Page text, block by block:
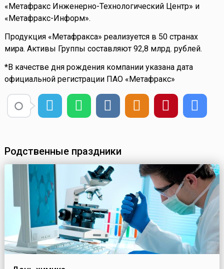
«Метафракс Инженерно-Технологический Центр» и
«Метафракс-Информ».
Продукция «Метафракса» реализуется в 50 странах
мира. Активы Группы составляют 92,8 млрд. рублей.
*В качестве дня рождения компании указана дата
официальной регистрации ПАО «Метафракс»
Родственные праздники